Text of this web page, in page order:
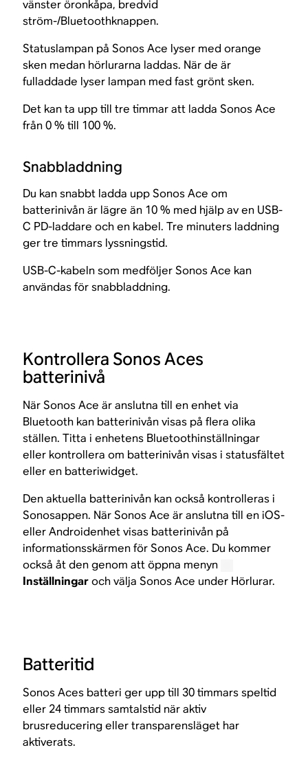
vänster öronkåpa, bredvid
ström-/Bluetoothknappen.
Statuslampan på Sonos Ace lyser med orange
sken medan hörlurarna laddas. När de är
fulladdade lyser lampan med fast grönt sken.
Det kan ta upp till tre timmar att ladda Sonos Ace
från 0 % till 100 %.
Snabbladdning
Du kan snabbt ladda upp Sonos Ace om
batterinivån är lägre än 10 % med hjälp av en USB-
C PD-laddare och en kabel. Tre minuters laddning
ger tre timmars lyssningstid.
USB-C-kabeln som medföljer Sonos Ace kan
användas för snabbladdning.
Kontrollera Sonos Aces
batterinivå
När Sonos Ace är anslutna till en enhet via
Bluetooth kan batterinivån visas på flera olika
ställen. Titta i enhetens Bluetoothinställningar
eller kontrollera om batterinivån visas i statusfältet
eller en batteriwidget.
Den aktuella batterinivån kan också kontrolleras i
Sonosappen. När Sonos Ace är anslutna till en iOS-
eller Androidenhet visas batterinivån på
informationsskärmen för Sonos Ace. Du kommer
också åt den genom att öppna menyn
Inställningaroch välja Sonos Ace under Hörlurar.
Batteritid
Sonos Aces batteri ger upp till 30 timmars speltid
eller 24 timmars samtalstid när aktiv
brusreducering eller transparensläget har
aktiverats.